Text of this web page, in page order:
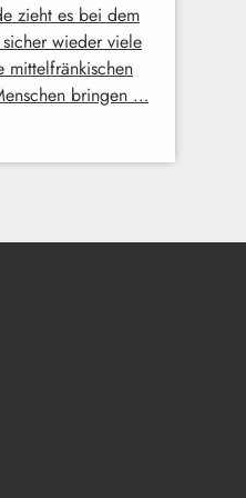
zieht es bei dem
wieder viele
mittelfränkischen
bringen …